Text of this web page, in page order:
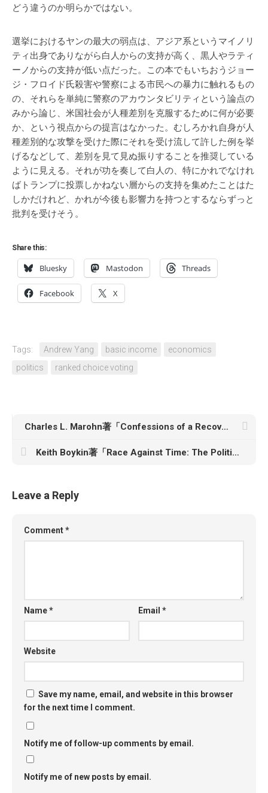
どう違うのか明らかではない。
選挙におけるヤンの最大の弱点は、アジア系というマイノリ
ティ出身でありながら白人からの支持が高く、黒人やラティ
ーノからの支持が低い点だった。この本でもいちおうジョー
ジ・フロイド氏殺害や警察による市民への暴力に触れるもの
の、それらを単純に警察のアカウンタビリティという論点の
みから論じ、米国社会が人種差別を克服するために何が必要
か、という視点からの提言はなかった。むしろかれ自身が人
種差別的な攻撃を受けた際にそれを受け流して許した例を挙
げるなどして、差別を見て見ぬ振りすることを推奨している
ように見える。それが功を奏して白人の、特にかれでなけれ
ばトランプに投票しかねない層からの支持を集めたことはた
しかだけれど、かれが今後も影響力を持つとするならずっと
批判を受けそう。
Share this:
Bluesky Mastodon Threads
Facebook X
Tags: Andrew Yang basic income
economics
politics
ranked choice voting
Charles L. Marohn著「Confessions of a Recovering Engineer: Transportation for a Strong Town」
Keith Boykin著「Race Against Time: The Politics of a Darkening America」
Leave a Reply
Comment*
Name* Email*
Website
Save my name, email, and website in this browser
for the next time I comment.
Notify me of follow-up comments by email.
Notify me of new posts by email.